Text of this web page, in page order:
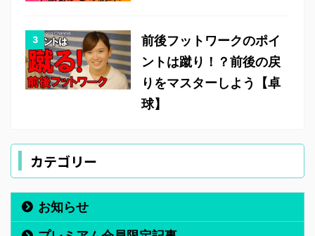
前後フットワークのポイ
ントは蹴り！？前後の戻
りをマスターしよう【卓
球】
カテゴリー
お知らせ